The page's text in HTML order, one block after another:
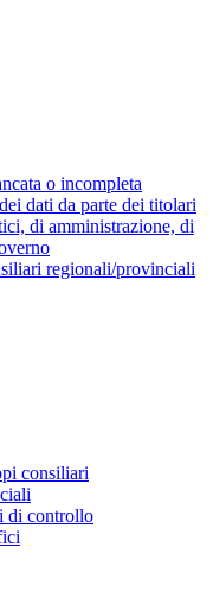
o incompleta
dati da parte dei titolari
di amministrazione, di
regionali/provinciali
consiliari
di controllo